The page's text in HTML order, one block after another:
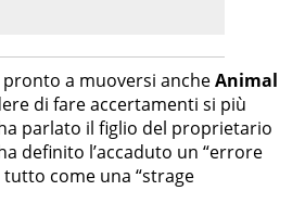
a muoversi ancheAnimal
di fare accertamenti si più
parlato il figlio del proprietario
definito l’accaduto un “errore
come una “strage